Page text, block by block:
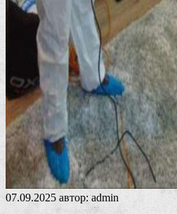
07.09.2025автор: admin